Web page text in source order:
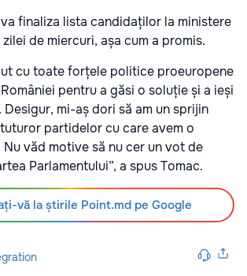
finaliza lista candidaților la ministere
de miercuri, așa cum a promis.
cu toate forțele politice proeuropene
pentru a găsi o soluție și a ieși
mi-aș dori să am un sprijin
partidelor cu care avem o
Nu văd motive să nu cer un vot de
Parlamentului”, a spus Tomac.
vă la știrile Point.md pe Google